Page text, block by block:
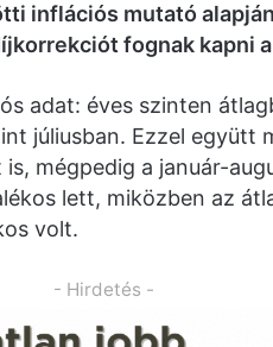
inflációs mutató
fognak kapni
adat: éves szinten
júliusban. Ezzel együtt
mégpedig a január-
lett, miközben az
volt.
- Hirdetés -